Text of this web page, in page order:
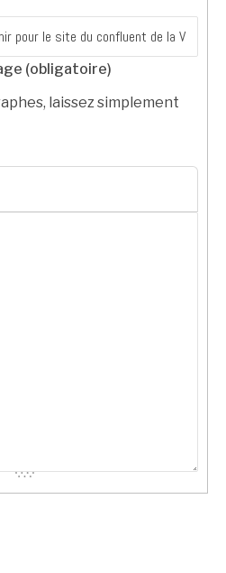
(obligatoire)
laissez simplement